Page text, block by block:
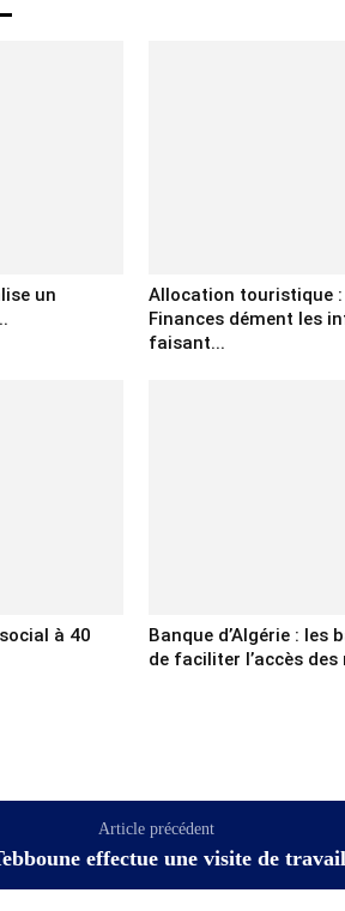
un
Allocation touristique
Finances dément les
faisant...
à 40
Banque d’Algérie : les
de faciliter l’accès des
Article précédent
effectue une visite de